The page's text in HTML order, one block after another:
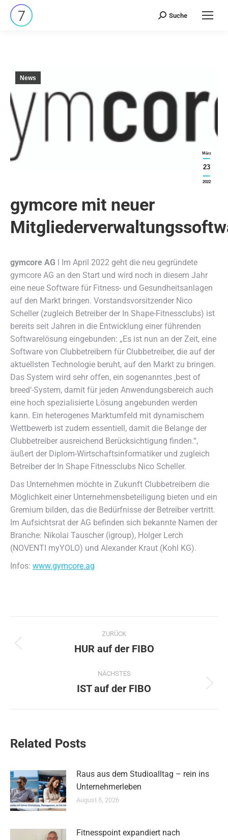
Search:
Suche
März
23
2022
News
gymcore mit neuer
gymcore AG ǀ Im April 2022 geht die neu gegründete
gymcore AG an den Start und wird noch in diesem Jahr
eine neue Software für Fitness- und Gesundheitsanlagen
auf den Markt bringen. Vorstandsvorsitzender Nico
Scheller (zugleich Betreiber der In Shape-Fitnessclubs) ist
bereits seit Jahren in die Entwicklung einer führenden
Softwarelösung eingebunden: „Es ist nun an der Zeit, eine
Software von Clubbetreibern für Clubbetreiber, die auf der
aktuellsten Technologie beruht, auf den Markt zu bringen.
Das System wird sehr offen, ein sogenanntes ‚best of
breed‘-System, damit für jeden Anwendungsbereich auch
eine hoch spezialisierte Lösung angebunden werden
kann. Ein heterogenes Marktumfeld mit dynamischem
Wettbewerb ist zudem essentiell, damit die Belange der
Clubbetreiber ausreichend Berücksichtigung finden.“,
äußert der Diplom-Wirtschaftsinformatiker und zugleich
Betreiber der In Shape Fitnessclubs Nico Scheller.
Das Unternehmen möchte in Zukunft Clubbetreibern die
Möglichkeit einer Unternehmensbeteiligung bieten und ein
Gremium bilden, das die Bedürfnisse der Betreiber vertritt.
Im Aufsichtsrat der AG befinden sich bekannte Namen der
Branche: Nikolai Tauscher (igroup), Holger Lerch
(NOVENTI myYOLO) und Alexander Kraut (Kohl KG).
Infos: www.gymcore.ag
Kommentarnavigation
ZURÜCK
Vorheriger
HUR auf der FIBO
NÄCHSTES
Nächster
IST auf der FIBO
Related Posts
Raus aus dem Studioalltag – rein ins
Unternehmerleben
August 5, 2026
Fitnesspoint expandiert nach